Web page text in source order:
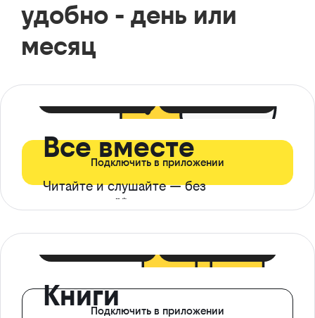
удобно - день или
месяц
Все вместе
Читайте и слушайте — без
ограничений*
Подключить в приложении
КнигиПодключить в приложении